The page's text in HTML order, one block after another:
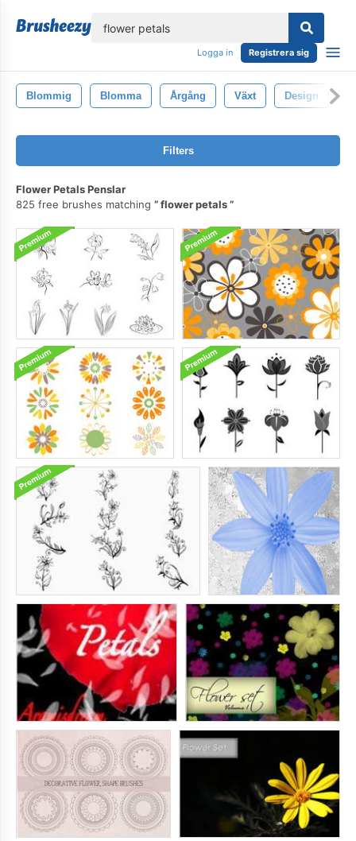
Logga in Registrera sig
Blommig Blomma Årgång Växt Design
Filters
Flower Petals Penslar
825 free brushes matching
flower petals